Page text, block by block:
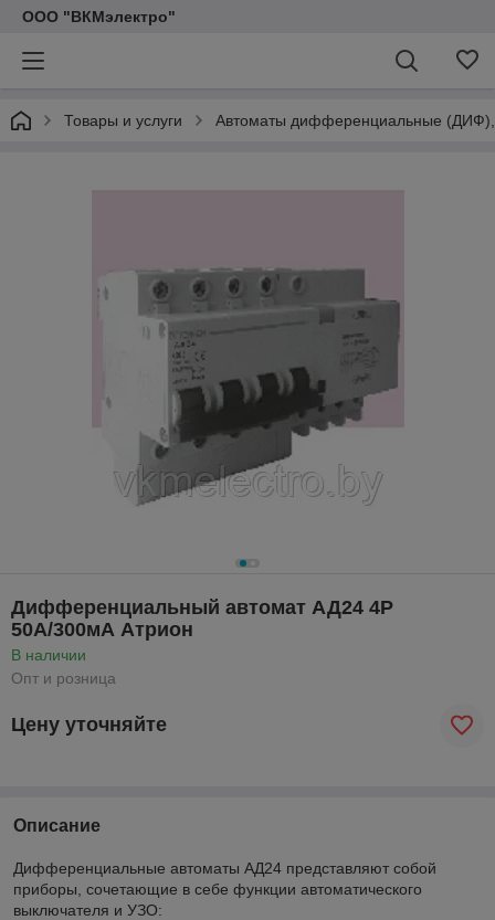
ООО "ВКМэлектро"
Товары и услуги Автоматы дифференциальные (ДИФ),
Дифференциальный автомат АД24 4Р
50А/300мА Атрион
В наличии
Опт и розница
Цену уточняйте
Описание
Дифференциальные автоматы АД24 представляют собой
приборы, сочетающие в себе функции автоматического
выключателя и УЗО: